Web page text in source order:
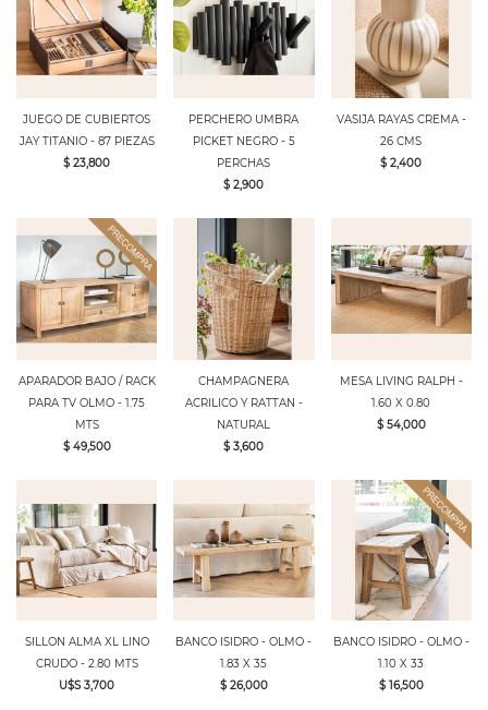
JUEGO DE CUBIERTOS
JAY TITANIO - 87 PIEZAS
$ 23,800
PERCHERO UMBRA
PICKET NEGRO - 5
PERCHAS
$ 2,900
VASIJA RAYAS CREMA -
26 CMS
$ 2,400
APARADOR BAJO / RACK
PARA TV OLMO - 1.75
MTS
$ 49,500
CHAMPAGNERA
ACRILICO Y RATTAN -
NATURAL
$ 3,600
MESA LIVING RALPH -
1.60 X 0.80
$ 54,000
SILLON ALMA XL LINO
CRUDO - 2.80 MTS
U$S 3,700
BANCO ISIDRO - OLMO -
1.83 X 35
$ 26,000
BANCO ISIDRO - OLMO -
1.10 X 33
$ 16,500